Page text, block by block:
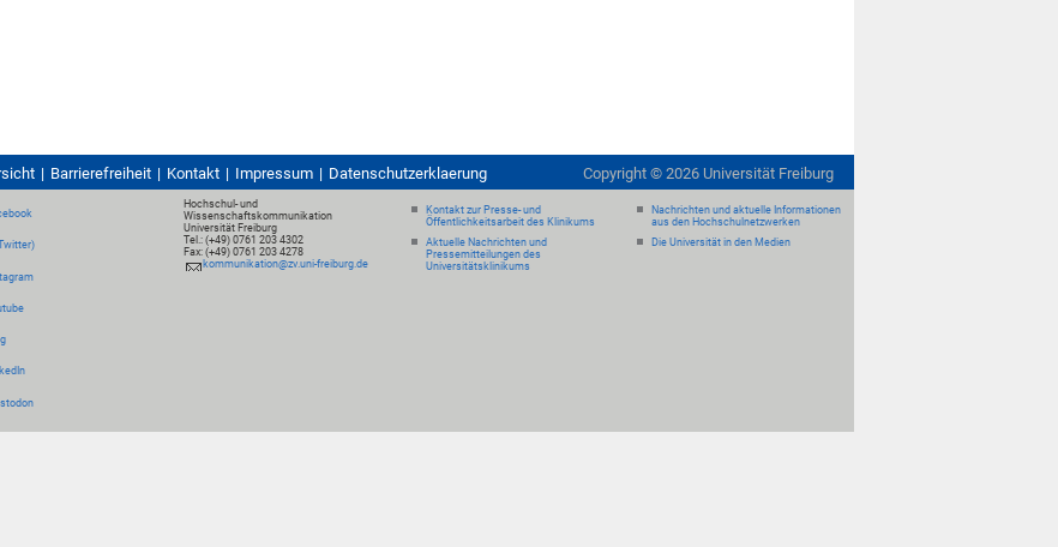
Barrierefreiheit Kontakt Impressum Datenschutzerklaerung Copyright © 2026 Universität Freiburg
Hochschul- und
Wissenschaftskommunikation
Universität Freiburg
Tel.: (+49) 0761 203 4302
Fax: (+49) 0761 203 4278
kommunikation@zv.uni-freiburg.de
Kontakt zur Presse- und
Öffentlichkeitsarbeit des Klinikums
Aktuelle Nachrichten und
Pressemitteilungen des
Universitätsklinikums
Nachrichten und aktuelle Informationen
aus den Hochschulnetzwerken
Die Universität in den Medien